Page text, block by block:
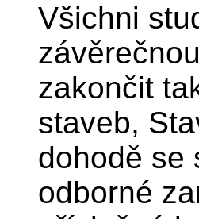
Všichni
zakončit
staveb,
dohodě se
odborné